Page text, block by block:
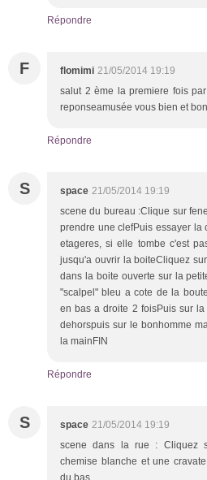
Répondre
F flomimi 21/05/2014 19:19
salut 2 ème la premiere fois
reponseamusée vous bien et
Répondre
S space 21/05/2014 19:19
scene du bureau :Clique sur
prendre une clefPuis essayer
etageres, si elle tombe c'est
jusqu'a ouvrir la boiteCliquez
dans la boite ouverte sur la
"scalpel" bleu a cote de la
en bas a droite 2 foisPuis sur
dehorspuis sur le bonhomme
la mainFIN
Répondre
S space 21/05/2014 19:19
scene dans la rue : Cliquez
chemise blanche et une
du bas